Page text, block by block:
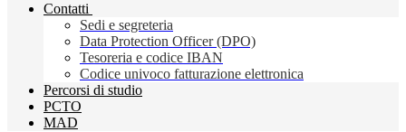
Contatti
Sedi e segreteria
Data Protection Officer (DPO)
Tesoreria e codice IBAN
Codice univoco fatturazione elettronica
Percorsi di studio
PCTO
MAD